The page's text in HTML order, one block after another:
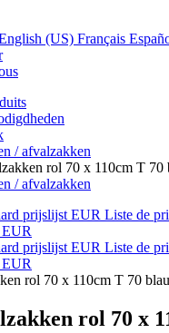
(US) Français
/ afvalzakken
rol 70 x 110cm T 70
/ afvalzakken
prijslijst EUR Liste de
EUR
prijslijst EUR Liste de
EUR
rol 70 x